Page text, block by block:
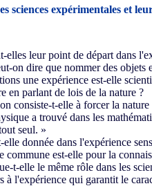
sciences expérimentales et
elles leur point de départ dans
on dire que nommer des objets
une expérience est-elle
en parlant de lois de la nature ?
consiste-t-elle à forcer la
a trouvé dans les
seul. »
donnée dans l'expérience
commune est-elle pour la
t-elle le même rôle dans les
à l'expérience qui garantit le